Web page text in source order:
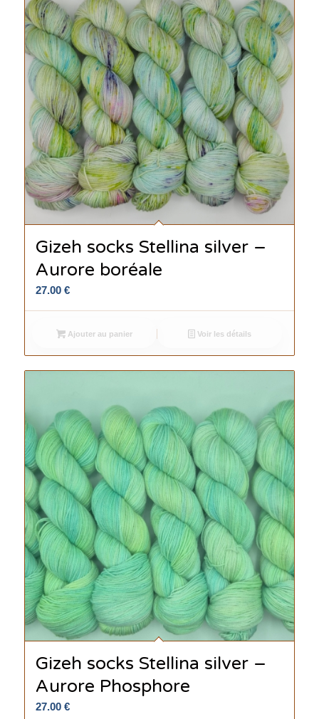
Gizeh socks Stellina silver –
Aurore boréale
27.00 €
Ajouter au panier Voir les détails
Gizeh socks Stellina silver –
Aurore Phosphore
27.00 €